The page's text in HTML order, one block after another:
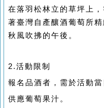
在落羽松林立的草坪上
著臺灣自產釀酒葡萄所
秋風吹拂的午後。
2.活動限制
報名品酒者，需於活動
供應葡萄果汁。